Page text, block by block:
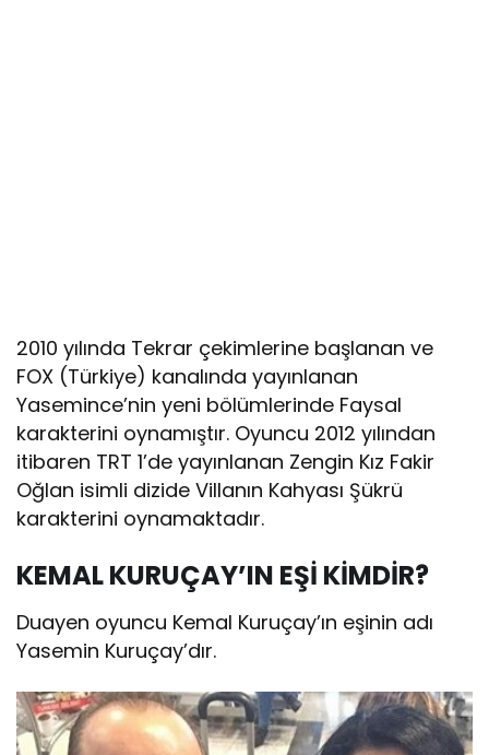
2010 yılında Tekrar çekimlerine başlanan ve
FOX (Türkiye) kanalında yayınlanan
Yasemince’nin yeni bölümlerinde Faysal
karakterini oynamıştır. Oyuncu 2012 yılından
itibaren TRT 1’de yayınlanan Zengin Kız Fakir
Oğlan isimli dizide Villanın Kahyası Şükrü
karakterini oynamaktadır.
KEMAL KURUÇAY’IN EŞİ KİMDİR?
Duayen oyuncu Kemal Kuruçay’ın eşinin adı
Yasemin Kuruçay’dır.